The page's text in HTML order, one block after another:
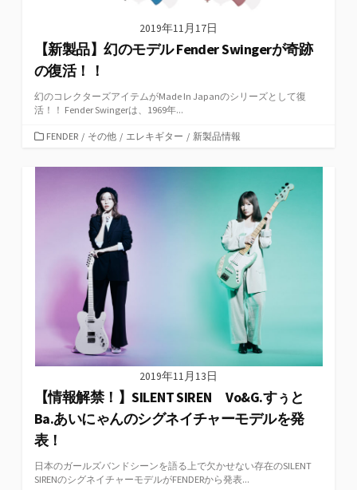
2019年11月17日
【新製品】幻のモデル Fender Swingerが奇跡
の復活！！
幻のコレクターズアイテムがMade In Japanのシリーズとして復
活！！ Fender Swingerは、1969年...
カ
ゴ
FENDER / その他 / エレキギター / 新製品情報
2019年11月13日
【情報解禁！】SILENT SIREN Vo&G.すぅと
Ba.あいにゃんのシグネイチャーモデルを発
表！
日本のガールズバンドシーンを語る上で欠かせない存在のSILENT
SIRENのシグネイチャーモデルがFENDERから発表...